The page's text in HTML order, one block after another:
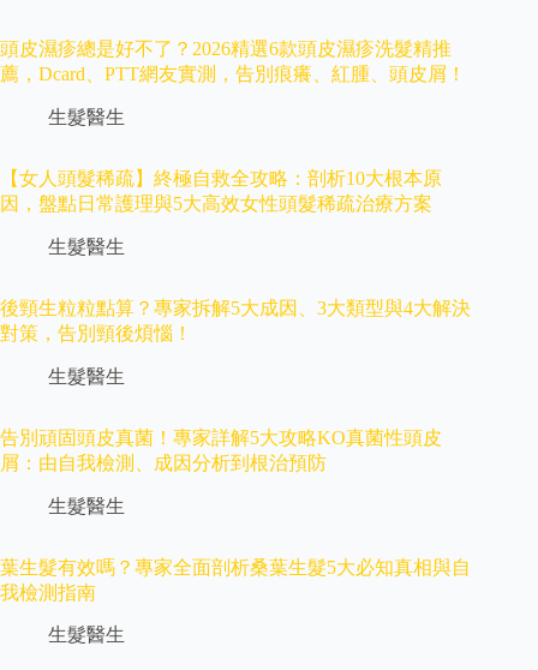
頭皮濕疹總是好不了？2026精選6款頭皮濕疹洗髮精推
薦，Dcard、PTT網友實測，告別痕癢、紅腫、頭皮屑！
生髮醫生
【女人頭髮稀疏】終極自救全攻略：剖析10大根本原
因，盤點日常護理與5大高效女性頭髮稀疏治療方案
生髮醫生
後頸生粒粒點算？專家拆解5大成因、3大類型與4大解決
對策，告別頸後煩惱！
生髮醫生
告別頑固頭皮真菌！專家詳解5大攻略KO真菌性頭皮
屑：由自我檢測、成因分析到根治預防
生髮醫生
葉生髮有效嗎？專家全面剖析桑葉生髮5大必知真相與自
我檢測指南
生髮醫生